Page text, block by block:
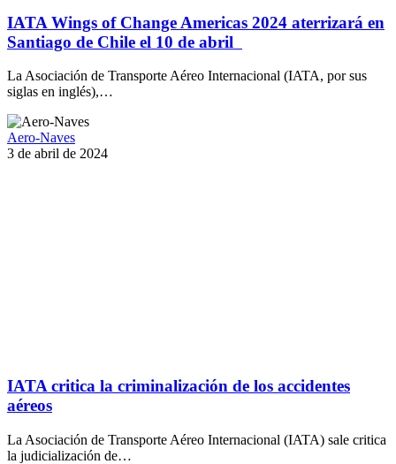
IATA Wings of Change Americas 2024 aterrizará en
Santiago de Chile el 10 de abril
La Asociación de Transporte Aéreo Internacional (IATA, por sus
siglas en inglés),…
Aero-Naves
3 de abril de 2024
IATA critica la criminalización de los accidentes
aéreos
La Asociación de Transporte Aéreo Internacional (IATA) sale critica
la judicialización de…